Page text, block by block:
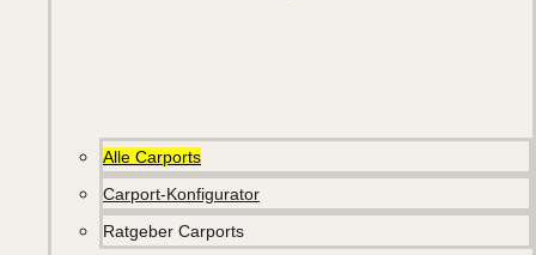
Alle Carports
Carport-Konfigurator
Ratgeber Carports